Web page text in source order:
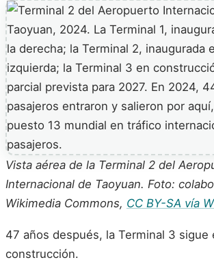
Vista aérea de la Terminal 2 del
Internacional de Taoyuan. Foto:
Wikimedia Commons, CC BY-SA vía
47 años después, la Terminal 3 sigue
construcción.